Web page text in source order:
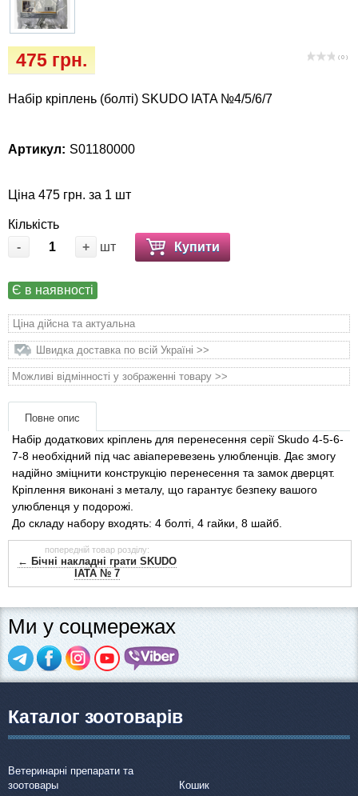
( 0 )
475 грн.
Набір кріплень (болті) SKUDO IATA №4/5/6/7
Артикул: S01180000
Ціна 475 грн. за 1 шт
Кількість
-
+ шт Купити
Є в наявності
Ціна дійсна та актуальна
Швидка доставка по всій Україні >>
Можливі відмінності у зображенні товару >>
Повне опис
Набір додаткових кріплень для перенесення серії Skudo 4-5-6-
7-8 необхідний під час авіаперевезень улюбленців. Дає змогу
надійно зміцнити конструкцію перенесення та замок дверцят.
Кріплення виконані з металу, що гарантує безпеку вашого
улюбленця у подорожі.
До складу набору входять: 4 болті, 4 гайки, 8 шайб.
попередній товар розділу:
← Бічні накладні грати SKUDO
IATA № 7
Ми у соцмережах
Каталог зоотоварів
Ветеринарні препарати та
зоотовары
Кошик
Vet Diet Canine Wet - ветеринарные диеты
для собак
килимки
Миски, автогодівниці, поілки
Переноски, сумки, клітки
Післяопераційні засоби та витратні
матеріали
Подарункові сертифікати
Товари для голубів
Товари для гризунів
Товари для коней
Товари для людей
Хозряд - господарчі товари оптом
Популярні зоотоварі
Архів / Знято з виробництва